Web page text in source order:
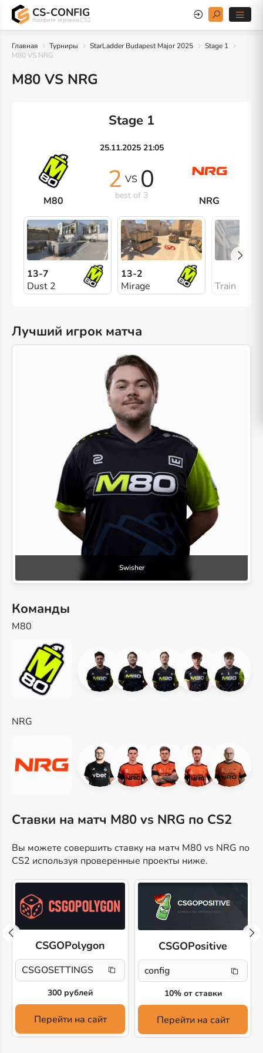
CS-CONFIG
Конфиги игроков CS2
Главная Турниры StarLadder Budapest Major 2025
Stage 1
M80 VS NRG
M80 VS NRG
Stage 1
25.11.2025 21:05
M80
2 VS 0
best of 3 NRG
13-7
Dust 2
13-2
Mirage
Train
Лучший игрок матча
Swisher
Команды
M80
NRG
Ставки на матч M80 vs NRG по CS2
Вы можете совершить ставку на матч M80 vs NRG по
CS2 используя проверенные проекты ниже.
CSGOPolygon
CSGOSETTINGS
300 рублей
Перейти на сайт
CSGOPositive
config
10% от ставки
Перейти на сайт